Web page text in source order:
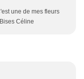
une de mes fleurs
Céline